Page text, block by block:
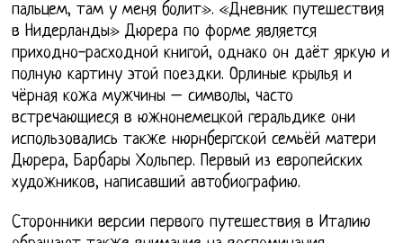
пальцем, там у меня болит». «Дневник путешествия
в Нидерланды» Дюрера по форме является
приходно-расходной книгой, однако он даёт яркую и
полную картину этой поездки. Орлиные крылья и
чёрная кожа мужчины – символы, часто
встречающиеся в южнонемецкой геральдике они
использовались также нюрнбергской семьёй матери
Дюрера, Барбары Хольпер. Первый из европейских
художников, написавший автобиографию.
Сторонники версии первого путешествия в Италию